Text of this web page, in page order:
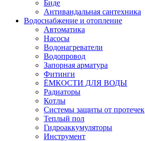
Биде
Антивандальная сантехника
Водоснабжение и отопление
Автоматика
Насосы
Водонагреватели
Водопровод
Запорная арматура
Фитинги
ЁМКОСТИ ДЛЯ ВОДЫ
Радиаторы
Котлы
Системы защиты от протечек
Теплый пол
Гидроаккумуляторы
Инструмент